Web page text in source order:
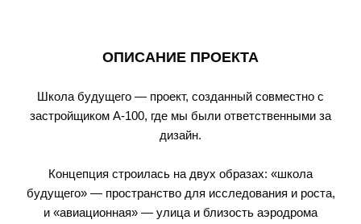
ОПИСАНИЕ ПРОЕКТА
Школа будущего — проект, созданный совместно с
застройщиком А-100, где мы были ответственными за
дизайн.
Концепция строилась на двух образах: «школа
будущего» — пространство для исследования и роста,
и «авиационная» — улица и близость аэродрома